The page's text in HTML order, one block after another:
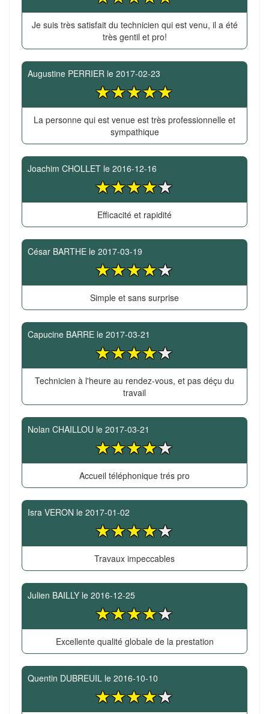
Je suis très satisfait du technicien qui est venu, il a été
très gentil et pro!
Augustine PERRIER le 2017-02-23
La personne qui est venue est très professionnelle et
sympathique
Joachim CHOLLET le 2016-12-16
Efficacité et rapidité
César BARTHE le 2017-03-19
Simple et sans surprise
Capucine BARRE le 2017-03-21
Technicien à l'heure au rendez-vous, et pas déçu du
travail
Nolan CHAILLOU le 2017-03-21
Accueil téléphonique trés pro
Isra VERON le 2017-01-02
Travaux impeccables
Julien BAILLY le 2016-12-25
Excellente qualité globale de la prestation
Quentin DUBREUIL le 2016-10-10